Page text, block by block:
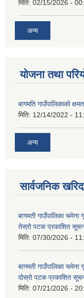
मिति: 02/15/2026 -
अन्य
योजना तथा
बागमति गाउँपालिकाको
मिति: 12/14/2022 -
अन्य
सार्वजनिक
बागमती गाउँपालिका
तेस्रो पटक प्रकाशित
मिति: 07/30/2026 -
बागमती गाउँपालिका
दोस्रो पटक प्रकाशित
मिति: 07/21/2026 -